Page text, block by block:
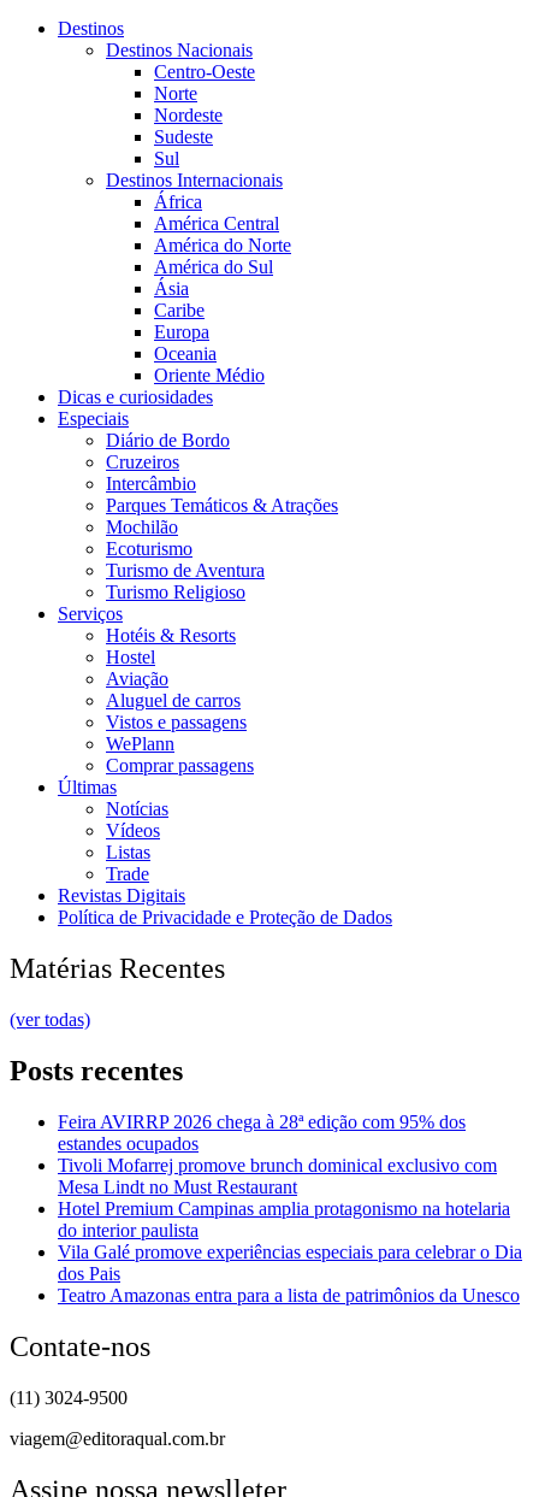
Destinos
Destinos Nacionais
Centro-Oeste
Norte
Nordeste
Sudeste
Sul
Destinos Internacionais
África
América Central
América do Norte
América do Sul
Ásia
Caribe
Europa
Oceania
Oriente Médio
Dicas e curiosidades
Especiais
Diário de Bordo
Cruzeiros
Intercâmbio
Parques Temáticos & Atrações
Mochilão
Ecoturismo
Turismo de Aventura
Turismo Religioso
Serviços
Hotéis & Resorts
Hostel
Aviação
Aluguel de carros
Vistos e passagens
WePlann
Comprar passagens
Últimas
Notícias
Vídeos
Listas
Trade
Revistas Digitais
Política de Privacidade e Proteção de Dados
Matérias Recentes
(ver todas)
Posts recentes
Feira AVIRRP 2026 chega à 28ª edição com 95% dos
estandes ocupados
Tivoli Mofarrej promove brunch dominical exclusivo com
Mesa Lindt no Must Restaurant
Hotel Premium Campinas amplia protagonismo na hotelaria
do interior paulista
Vila Galé promove experiências especiais para celebrar o Dia
dos Pais
Teatro Amazonas entra para a lista de patrimônios da Unesco
Contate-nos
(11) 3024-9500
viagem@editoraqual.com.br
Assine nossa newslleter